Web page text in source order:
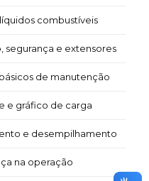
combustíveis
segurança e extensores
de manutenção
e gráfico de carga
e desempilhamento
na operação